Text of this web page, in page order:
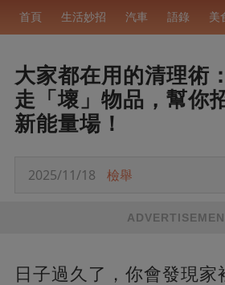
首頁 生活妙招 汽車 語錄 美
大家都在用的清理術
走「壞」物品，幫你
新能量場！
2025/11/18 檢舉
日子過久了，你會發現家